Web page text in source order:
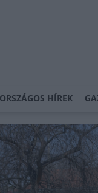
ORSZÁGOS HÍREK